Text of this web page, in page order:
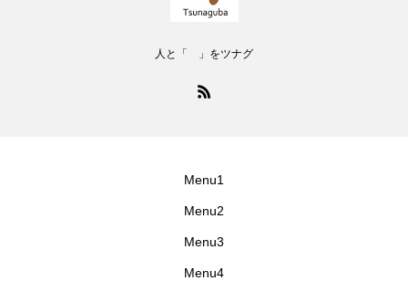
人と「 」をツナグ
Menu1
Menu2
Menu3
Menu4